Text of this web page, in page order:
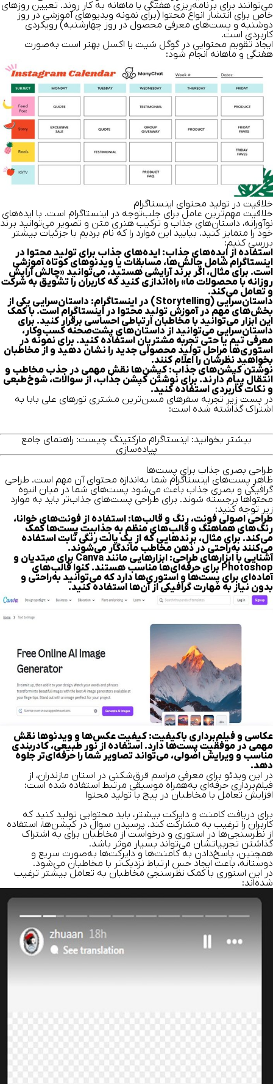
می‌توانند برای برنامه‌ریزی هفتگی یا ماهانه به کار روند. تعیین روزهای
خاص برای انتشار انواع محتوا (برای نمونه ویدیوهای آموزشی در روز
دوشنبه‌ و پست‌های معرفی محصول در روز چهارشنبه‌) رویکردی
کاربردی است.
ایجاد تقویم محتوایی در گوگل شیت یا اکسل بهتر است به‌صورت
هفتگی و ماهانه انجام شود:
خلاقیت در تولید محتوای اینستاگرام
خلاقیت مهم‌ترین عامل برای جلب‌توجه در اینستاگرام است. با ایده‌های
نوآورانه، داستان‌های جذاب و ترکیب هنری متن و تصویر می‌توانید برند
خود را متمایز کنید. بیایید این موارد را که نام بردیم با جزئیات بیشتر
بررسی کنیم:
استفاده از ایده‌های جذاب: ایده‌های جذاب برای تولید محتوا در
اینستاگرام شامل چالش‌ها، مسابقات یا ویدئوهای کوتاه آموزشی
است. برای مثال، اگر برند آرایشی هستید، می‌توانید «چالش آرایش
روزانه با محصولات ما» راه‌اندازی کنید که کاربران را تشویق به شرکت
و تعامل می‌کند.
داستان‌سرایی (Storytelling) در اینستاگرام:
داستان‌سرایی یکی از
بخش‌های مهم در آموزش تولید محتوا در اینستاگرام است. با کمک
این ابزار می‌توانید با مخاطبان ارتباطی احساسی برقرار کنید. برای
داستان‌سرایی می‌توانید از داستان‌های پشت‌صحنه کسب‌وکار،
معرفی تیم یا حتی تجربه مشتریان استفاده کنید. برای نمونه در
استوری‌ها مراحل تولید محصولی جدید را نشان دهید و از مخاطبان
بخواهید نظرشان را اعلام کنند.
نوشتن کپشن‌های جذاب: کپشن‌ها نقش مهمی در جذب مخاطب و
انتقال پیام دارند. برای نوشتن کپشن جذاب، از سوالات، شوخ‌طبعی
و نکات کاربردی استفاده کنید.
در پست زیر تجربه سفرهای مسن‌ترین مشتری تورهای علی بابا به
اشتراک گذاشته شده است:
بیشتر بخوانید: اینستاگرام مارکتینگ چیست: راهنمای جامع
پیاده‌سازی
طراحی بصری جذاب برای پست‌ها
ظاهر پست‌های اینستاگرام شما به‌اندازه محتوای آن مهم است. طراحی
گرافیکی و بصری جذاب باعث می‌شود پست‌های شما در میان انبوه
محتواها برجسته شوند. برای طراحی پست‌های جذاب‌تر باید به موارد
زیر توجه کنید:
طراحی اصولی فونت، رنگ و قالب‌ها: استفاده از فونت‌های خوانا،
رنگ‌های هماهنگ و قالب‌های منظم به جذابیت پست‌ها کمک
می‌کند. برای مثال، برندهایی که از یک پالت رنگی ثابت استفاده
می‌کنند به‌راحتی در ذهن مخاطب ماندگار می‌شوند.
آشنایی با ابزارهای طراحی:
ابزارهایی مانند Canva برای مبتدیان و
Photoshop برای حرفه‌ای‌ها مناسب هستند. کنوا قالب‌های
آماده‌ای برای پست‌ها و استوری‌ها دارد که می‌توانید به‌راحتی و
بدون نیاز به مهارت گرافیکی از آن‌ها استفاده کنید.
عکاسی و فیلم‌برداری باکیفیت: کیفیت عکس‌ها و ویدئوها نقش
مهمی در موفقیت پست‌ها دارد. استفاده از نور طبیعی، کادربندی
مناسب و ویرایش اصولی، می‌تواند تصاویر شما را حرفه‌ای‌تر جلوه
دهد.
در این ویدئو برای معرفی مراسم قرق‌شکنی در استان مازندران، از
فیلم‌برداری حرفه‌ای به‌همراه موسیقی مرتبط استفاده شده است:
افزایش تعامل با مخاطبان در پیج با تولید محتوا
برای دریافت کامنت و دایرکت بیشتر، باید محتوایی تولید کنید که
کاربران را ترغیب به مشارکت کند. پرسیدن سوال در کپشن‌ها، استفاده
از نظرسنجی‌ها در استوری و درخواست از مخاطبان برای به اشتراک
گذاشتن تجربیاتشان می‌تواند بسیار موثر باشد.
همچنین، پاسخ‌دادن به کامنت‌ها و دایرکت‌ها به‌صورت سریع و
دوستانه، باعث ایجاد حس ارتباط نزدیک‌تر با مخاطبان می‌شود.
در این استوری با کمک نظرسنجی مخاطبان به تعامل بیشتر ترغیب
شده‌اند: